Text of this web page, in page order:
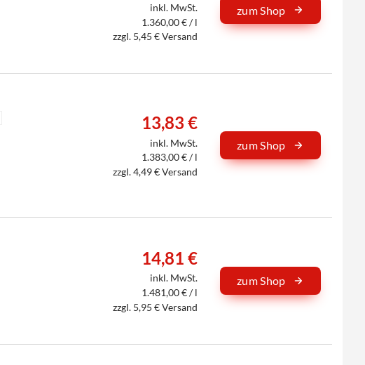
inkl. MwSt.
1.360,00 € / l
zzgl. 5,45 € Versand
zum Shop
13,83 €
inkl. MwSt.
1.383,00 € / l
zzgl. 4,49 € Versand
zum Shop
14,81 €
inkl. MwSt.
1.481,00 € / l
zzgl. 5,95 € Versand
zum Shop